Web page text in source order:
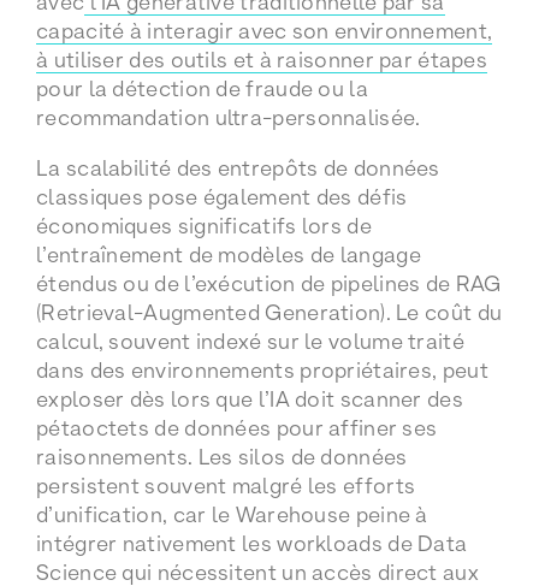
capacité à interagir avec son environnement,
à utiliser des outils et à raisonner par étapes
pour la détection de fraude ou la
recommandation ultra-personnalisée.
La scalabilité des entrepôts de données
classiques pose également des défis
économiques significatifs lors de
l’entraînement de modèles de langage
étendus ou de l’exécution de pipelines de RAG
(Retrieval-Augmented Generation). Le coût du
calcul, souvent indexé sur le volume traité
dans des environnements propriétaires, peut
exploser dès lors que l’IA doit scanner des
pétaoctets de données pour affiner ses
raisonnements. Les silos de données
persistent souvent malgré les efforts
d’unification, car le Warehouse peine à
intégrer nativement les workloads de Data
Science qui nécessitent un accès direct aux